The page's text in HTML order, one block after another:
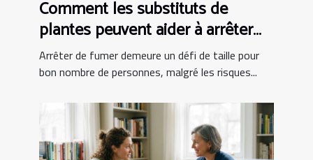
Comment les substituts de
plantes peuvent aider à arrêter
de fumer ?
Arrêter de fumer demeure un défi de taille pour
bon nombre de personnes, malgré les risques...